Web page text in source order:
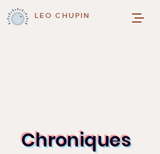
LEO CHUPIN
Chroniques